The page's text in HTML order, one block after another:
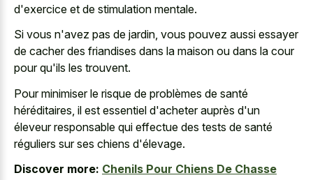
d'exercice et de stimulation mentale.
Si vous n'avez pas de jardin, vous pouvez aussi essayer
de cacher des friandises dans la maison ou dans la cour
pour qu'ils les trouvent.
Pour minimiser le risque de problèmes de santé
héréditaires, il est essentiel d'acheter auprès d'un
éleveur responsable qui effectue des tests de santé
réguliers sur ses chiens d'élevage.
Discover more: Chenils Pour Chiens De Chasse